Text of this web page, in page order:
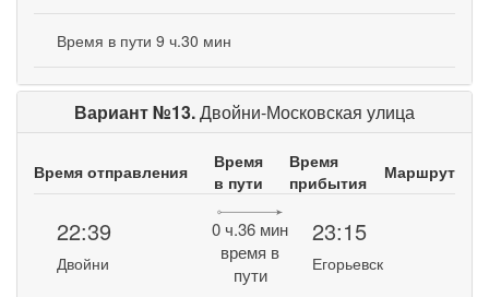
Время в пути 9 ч.30 мин
Вариант №13.Двойни-Московская улица
Время отправления
Время
в пути
Время
прибытия
Маршрут
22:39
Двойни
0 ч.36 мин
время в
пути
23:15
Егорьевск